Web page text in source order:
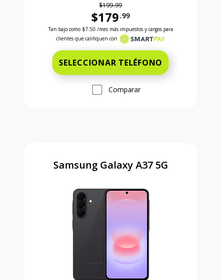
$199.99
$179 .99
Antes el precio era 199 dollars and 99 cents
Tan bajo como $7.50 /mes más impuestos y cargos para
clientes que califiquen con
SELECCIONAR TELÉFONO
Comparar
Samsung Galaxy A37 5G